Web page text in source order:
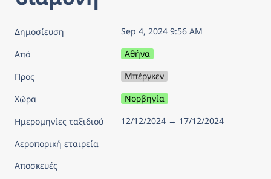
Δημοσίευση
Sep 4, 2024 9:56 AM
Από
Αθήνα
Προς
Μπέργκεν
Χώρα
Νορβηγία
Ημερομηνίες ταξιδιού
12/12/2024 → 17/12/2024
Αεροπορική εταιρεία
Αποσκευές